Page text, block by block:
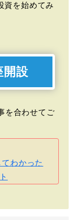
資を始めてみ
開設
を合わせてご
わかった